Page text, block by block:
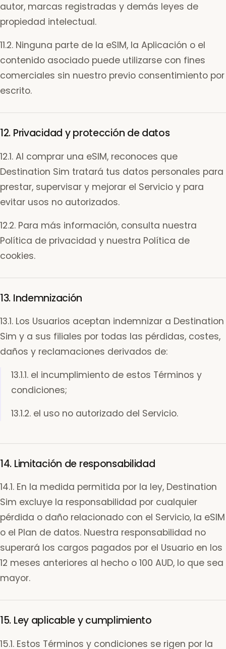
autor, marcas registradas y demás leyes de
propiedad intelectual.
11.2. Ninguna parte de la eSIM, la Aplicación o el
contenido asociado puede utilizarse con fines
comerciales sin nuestro previo consentimiento por
escrito.
12. Privacidad y protección de datos
12.1. Al comprar una eSIM, reconoces que
Destination Sim tratará tus datos personales para
prestar, supervisar y mejorar el Servicio y para
evitar usos no autorizados.
12.2. Para más información, consulta nuestra
Política de privacidad y nuestra Política de
cookies.
13. Indemnización
13.1. Los Usuarios aceptan indemnizar a Destination
Sim y a sus filiales por todas las pérdidas, costes,
daños y reclamaciones derivados de:
13.1.1. el incumplimiento de estos Términos y
condiciones;
13.1.2. el uso no autorizado del Servicio.
14. Limitación de responsabilidad
14.1. En la medida permitida por la ley, Destination
Sim excluye la responsabilidad por cualquier
pérdida o daño relacionado con el Servicio, la eSIM
o el Plan de datos. Nuestra responsabilidad no
superará los cargos pagados por el Usuario en los
12 meses anteriores al hecho o 100 AUD, lo que sea
mayor.
15. Ley aplicable y cumplimiento
15.1. Estos Términos y condiciones se rigen por la